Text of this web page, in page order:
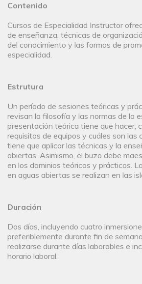
Contenido
Cursos de Especialidad Instructor
de enseñanza, técnicas de
del conocimiento y las formas de
especialidad.
Estrutura
Un período de sesiones teóricas y
revisan la filosofía y las normas de la
presentación teórica tiene que hacer,
requisitos de equipos y cuáles son las
tiene que aplicar las técnicas y la
abiertas. Asimismo, el buzo debe
en los dominios teóricos y prácticos.
en aguas abiertas se realizan en las
Duración
Dos días, incluyendo cuatro
preferiblemente durante fin de
realizarse durante días laborables e
horario laboral.